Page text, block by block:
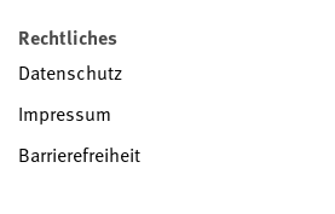
Rechtliches
Datenschutz
Impressum
Barrierefreiheit